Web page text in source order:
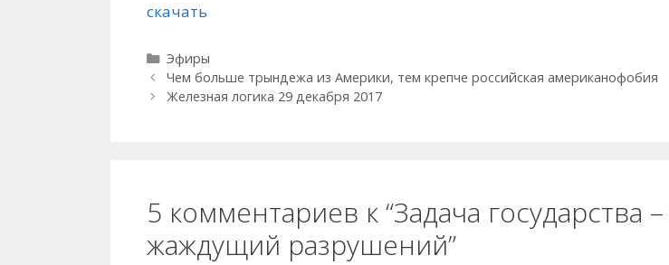
скачать
Рубрики
Эфиры
Чем больше трындежа из Америки, тем крепче российская американофобия
Железная логика 29 декабря 2017
5 комментариев к “Задача государства
жаждущий разрушений”